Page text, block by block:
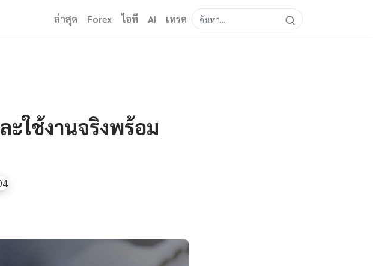
ล่าสุด Forex ไอที AI เทรด
ะใช้งานจริงพร้อม